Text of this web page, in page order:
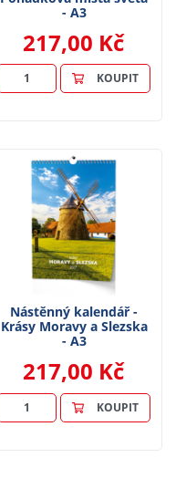
- A3
217,00 Kč
KOUPIT
Nástěnný kalendář -
Krásy Moravy a Slezska
- A3
217,00 Kč
KOUPIT